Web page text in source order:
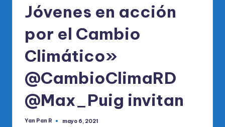
ci
al
P
R
M
Jóvenes en acción
por el Cambio
Climático»
@CambioClimaRD
@Max_Puig invitan
Publicado
Yan Pan R mayo 6, 2021